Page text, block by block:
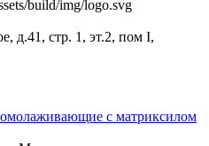
build/img/logo.svg
д.41, стр. 1, эт.2, пом I,
омолаживающие с матриксилом